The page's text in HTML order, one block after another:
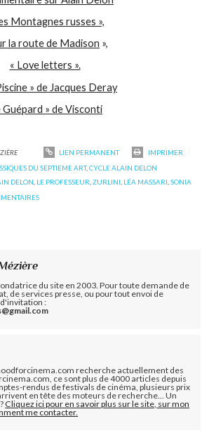
Montagnes russes »,
la route de Madison »,
« Love letters ».
» de Jacques Deray
Guépard » de Visconti
LIEN PERMANENT
IMPRIMER
DU SEPTIEME ART,CYCLE ALAIN DELON
DELON LE PROFESSEUR ,ZURLINI LÉA MASSARI ,SONIA
fondatrice du site en 2003. Pour toute demande de
de services presse, ou pour tout envoi de
:
recherche actuellement des
ce sont plus de 4000 articles depuis
rendus de festivals de cinéma, plusieurs prix
en tête des moteurs de recherche... Un
Cliquez ici pour en savoir plus sur le site, sur mon
me contacter.